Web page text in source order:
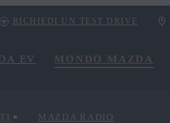
RICHIEDI UN TEST DRIVE
EV MONDO MAZDA
MAZDA RADIO